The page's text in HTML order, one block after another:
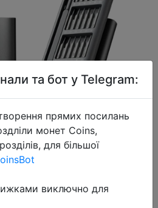
та бот у Telegram:
прямих посилань
монет Coins,
для більшої
виключно для